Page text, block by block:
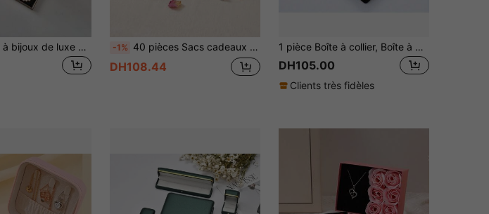
1 pièce Boîte à bijoux de luxe en cuir PU et velours pour femmes, boîte de rangement de bijoux grande de 19x19cm pour bagues, colliers, boucles d'oreilles, bracelets, boîte d'affichage de bijoux & organisateur de voyage, boîtes à bijoux au design minimaliste, cadeau d'anniversaire, de mariage, de Noël, du Nouvel An pour elle -1% 40 pièces Sacs cadeaux en velours rose avec cordon de serrage. Présentant un design unique de bordure en dentelle ondulée avec des cordons à double face, combinant mode et praticité. Ces sacs cadeaux pour bijoux réutilisables sont parfaits pour les collectionneurs de bijoux, les organisateurs de mariage, les passionnés de DIY et les propriétaires de boutiques pour ranger les colliers, boucles d'oreilles et bagues, ou à utiliser comme sacs de faveurs de mariage.
DH108.44
1 pièce Boîte à collier, Boîte à pendentif, Boîte de rangement pour bijoux, Boîte d'emballage cadeau, Boîte de rangement pour bijoux, Boîte d'emballage cadeau pour la Fête des Mères
DH105.00
Clients très fidèles